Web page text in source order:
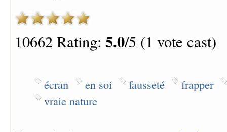
10662 Rating: 5.0/5 (1 vote cast)
écran en soi fausseté
frapper
vraie nature